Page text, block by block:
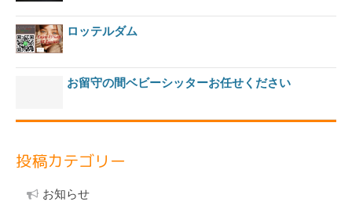
ロッテルダム
お留守の間ベビーシッターお任せください
投稿カテゴリー
お知らせ